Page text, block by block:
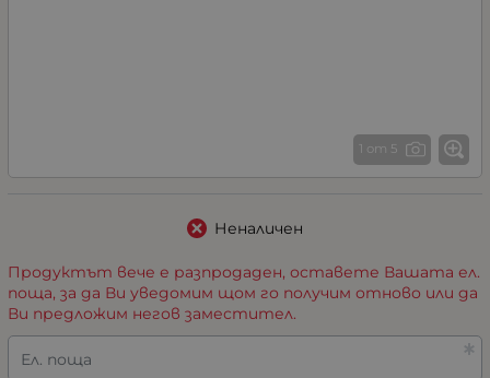
1 от 5
Неналичен
Продуктът вече е разпродаден, оставете Вашата ел.
поща, за да Ви уведомим щом го получим отново или да
Ви предложим негов заместител.
Ел. поща